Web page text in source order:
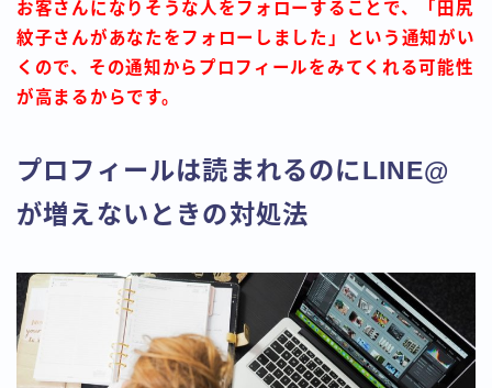
お客さんになりそうな人をフォローすることで、「田尻
紋子さんがあなたをフォローしました」という通知がい
くので、その通知からプロフィールをみてくれる可能性
が高まるからです。
プロフィールは読まれるのにLINE@
が増えないときの対処法